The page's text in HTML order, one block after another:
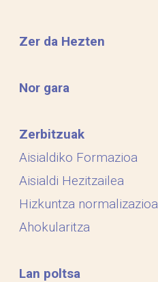
Zer da Hezten
Nor gara
Zerbitzuak
Aisialdiko Formazioa
Aisialdi Hezitzailea
Hizkuntza normalizazioa
Ahokularitza
Lan poltsa